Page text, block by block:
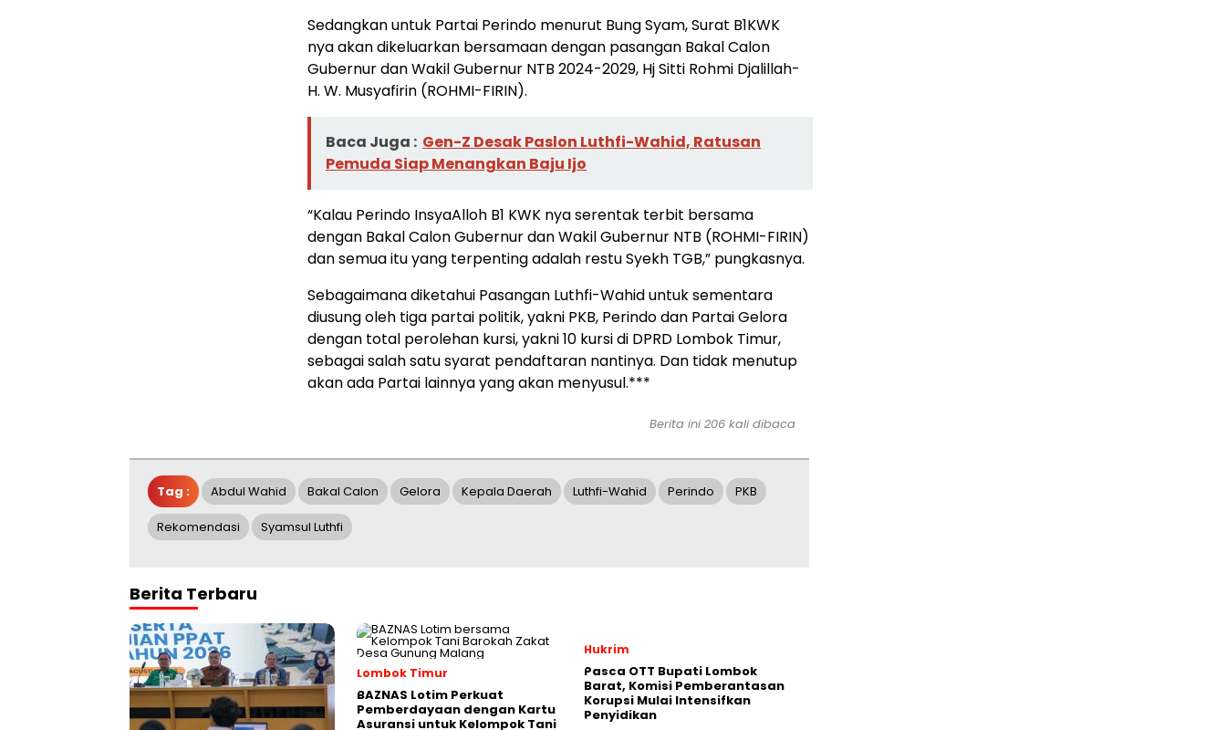
Sedangkan untuk Partai Perindo menurut Bung Syam, Surat B1KWK
nya akan dikeluarkan bersamaan dengan pasangan Bakal Calon
Gubernur dan Wakil Gubernur NTB 2024-2029, Hj Sitti Rohmi Djalillah-
H. W. Musyafirin (ROHMI-FIRIN).
Baca Juga : Gen-Z Desak Paslon Luthfi-Wahid, Ratusan
Pemuda Siap Menangkan Baju Ijo
“Kalau Perindo InsyaAlloh B1 KWK nya serentak terbit bersama
dengan Bakal Calon Gubernur dan Wakil Gubernur NTB (ROHMI-FIRIN)
dan semua itu yang terpenting adalah restu Syekh TGB,” pungkasnya.
Sebagaimana diketahui Pasangan Luthfi-Wahid untuk sementara
diusung oleh tiga partai politik, yakni PKB, Perindo dan Partai Gelora
dengan total perolehan kursi, yakni 10 kursi di DPRD Lombok Timur,
sebagai salah satu syarat pendaftaran nantinya. Dan tidak menutup
akan ada Partai lainnya yang akan menyusul.***
Berita ini 206 kali dibaca
Tag : Abdul Wahid Bakal Calon Gelora Kepala Daerah Luthfi-Wahid Perindo PKB
Rekomendasi Syamsul Luthfi
Berita Terbaru
Lombok Timur
BAZNAS Lotim Perkuat
Pemberdayaan dengan Kartu
Asuransi untuk Kelompok Tani
Hukrim
Pasca OTT Bupati Lombok
Barat, Komisi Pemberantasan
Korupsi Mulai Intensifkan
Penyidikan